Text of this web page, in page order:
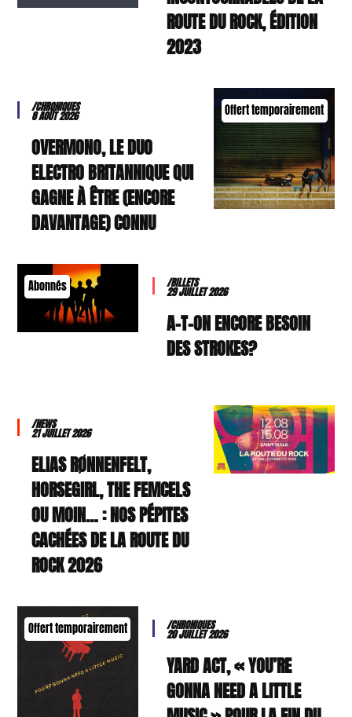
ROUTE DU ROCK, ÉDITION
2023
Offert temporairement
/CHRONIQUES
8 AOÛT 2026
OVERMONO, LE DUO
ELECTRO BRITANNIQUE QUI
GAGNE À ÊTRE (ENCORE
DAVANTAGE) CONNU
Abonnés /BILLETS
29 JUILLET 2026
A-T-ON ENCORE BESOIN
DES STROKES?
/NEWS
21 JUILLET 2026
ELIAS RØNNENFELT,
HORSEGIRL, THE FEMCELS
OU MOIN… : NOS PÉPITES
CACHÉES DE LA ROUTE DU
ROCK 2026
Offert temporairement /CHRONIQUES
20 JUILLET 2026
YARD ACT, « YOU’RE
GONNA NEED A LITTLE